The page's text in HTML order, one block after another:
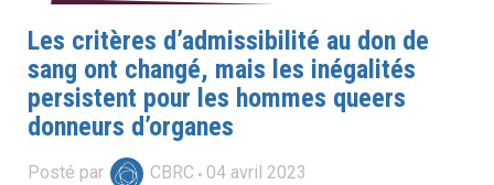
Les critères d’admissibilité au don de
sang ont changé, mais les inégalités
persistent pour les hommes queers
donneurs d’organes
Posté par CBRC 04 avril 2023